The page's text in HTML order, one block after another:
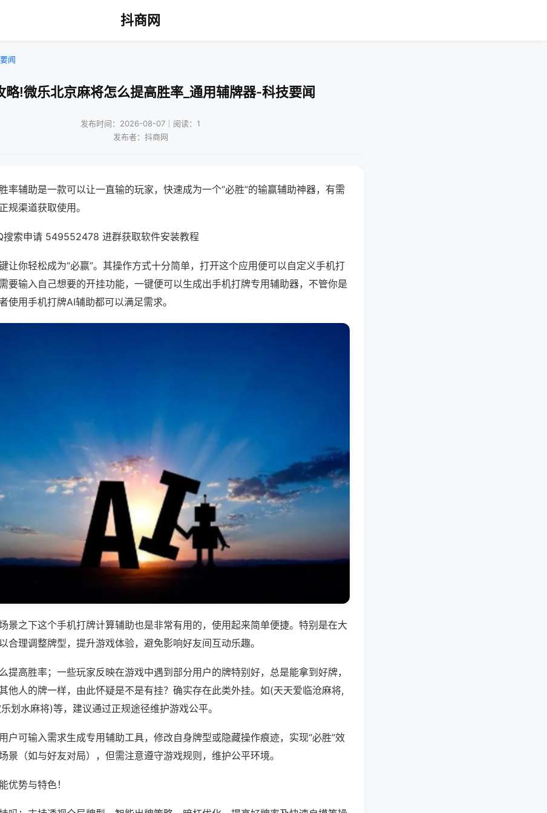
抖商网
闻
略!微乐北京麻将怎么提高胜率_通用辅牌器-科技要闻
发布时间：2026-08-07｜阅读：1
发布者：抖商网
率辅助是一款可以让一直输的玩家，快速成为一个“必胜”的输赢辅助神器，有需
规渠道获取使用。
搜索申请 549552478 进群获取软件安装教程
让你轻松成为“必赢”。其操作方式十分简单，打开这个应用便可以自定义手机打
要输入自己想要的开挂功能，一键便可以生成出手机打牌专用辅助器，不管你是
使用手机打牌AI辅助都可以满足需求。
景之下这个手机打牌计算辅助也是非常有用的，使用起来简单便捷。特别是在大
合理调整牌型，提升游戏体验，避免影响好友间互动乐趣。
提高胜率；一些玩家反映在游戏中遇到部分用户的牌特别好，总是能拿到好牌，
他人的牌一样，由此怀疑是不是有挂？确实存在此类外挂。如(天天爱临沧麻将,
划水麻将)等，建议通过正规途径维护游戏公平。
户可输入需求生成专用辅助工具，修改自身牌型或隐藏操作痕迹，实现“必胜”效
景（如与好友对局），但需注意遵守游戏规则，维护公平环境。
优势与特色！